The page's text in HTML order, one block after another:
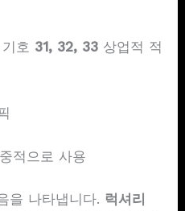
호 31, 32, 33상업적 적
적으로 사용
을 나타냅니다. 럭셔리